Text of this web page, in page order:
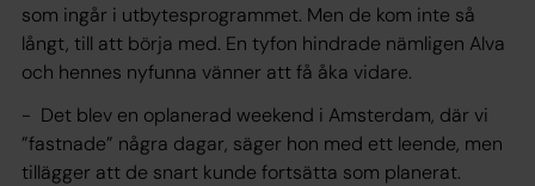
som ingår i utbytesprogrammet. Men de kom inte så
långt, till att börja med. En tyfon hindrade nämligen Alva
och hennes nyfunna vänner att få åka vidare.
- Det blev en oplanerad weekend i Amsterdam, där vi
”fastnade” några dagar, säger hon med ett leende, men
tillägger att de snart kunde fortsätta som planerat.